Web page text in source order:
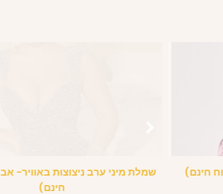
חינם)
שמלת מיני ערב ניצוצות באוויר-
חינם)